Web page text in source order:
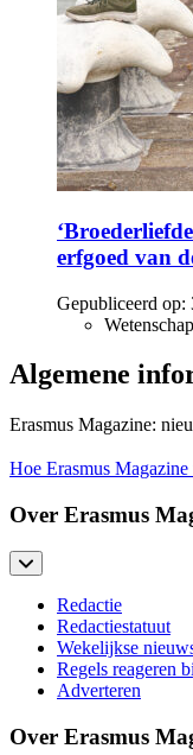
erfgoed van
Gepubliceerd op:
Wetenschap
Algemene
Erasmus Magazine:
Hoe Erasmus
Over Erasmus
Redactie
Redactiestatuut
Wekelijkse
Regels reageren
Adverteren
Over Erasmus